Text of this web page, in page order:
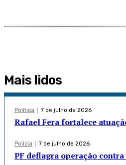
Mais lidos
Política 7 de julho de 2026
Rafael Fera fortalece
Policia 7 de julho de 2026
PF deflagra operação